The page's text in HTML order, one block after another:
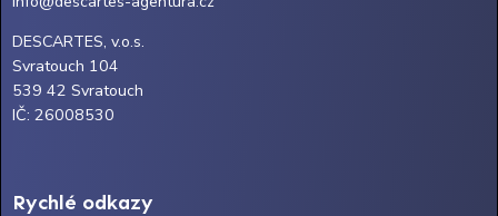
DESCARTES, v.o.s.
Svratouch 104
539 42 Svratouch
IČ: 26008530
Rychlé odkazy